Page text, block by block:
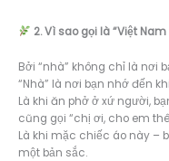
2. Vì sao gọi là “Việt
Bởi “nhà” không chỉ là nơi
“Nhà” là nơi bạn nhớ đến
Là khi ăn phở ở xứ người,
cũng gọi “chị ơi, cho em
Là khi mặc chiếc áo này –
một bản sắc.